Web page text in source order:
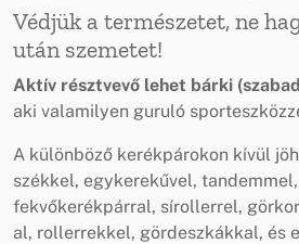
Védjük a természetet, ne
után szemetet!
Aktív résztvevő lehet bárki
aki valamilyen guruló
A különböző kerékpárokon kívül
székkel, egykerekűvel,
fekvőkerékpárral, sírollerrel,
al, rollerrekkel, gördeszkákkal, és